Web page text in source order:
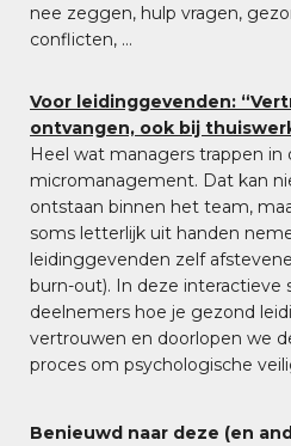
nee zeggen, hulp vragen,
conflicten, …
Voor leidinggevenden:
ontvangen, ook bij
Heel wat managers trappen in
micromanagement. Dat kan
ontstaan binnen het team,
soms letterlijk uit handen
leidinggevenden zelf
burn-out). In deze interactieve
deelnemers hoe je gezond
vertrouwen en doorlopen we
proces om psychologische
Benieuwd naar deze (en